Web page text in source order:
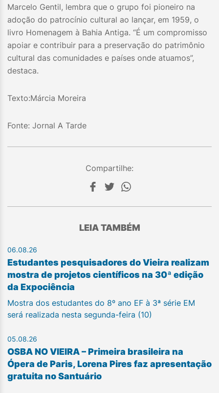
Marcelo Gentil, lembra que o grupo foi pioneiro na
adoção do patrocínio cultural ao lançar, em 1959, o
livro Homenagem à Bahia Antiga. “É um compromisso
apoiar e contribuir para a preservação do patrimônio
cultural das comunidades e países onde atuamos”,
destaca.
Texto:Márcia Moreira
Fonte: Jornal A Tarde
Compartilhe:
LEIA TAMBÉM
06.08.26
Estudantes pesquisadores do Vieira realizam
mostra de projetos científicos na 30ª edição
da Expociência
Mostra dos estudantes do 8º ano EF à 3ª série EM
será realizada nesta segunda-feira (10)
05.08.26
OSBA NO VIEIRA – Primeira brasileira na
Ópera de Paris, Lorena Pires faz apresentação
gratuita no Santuário